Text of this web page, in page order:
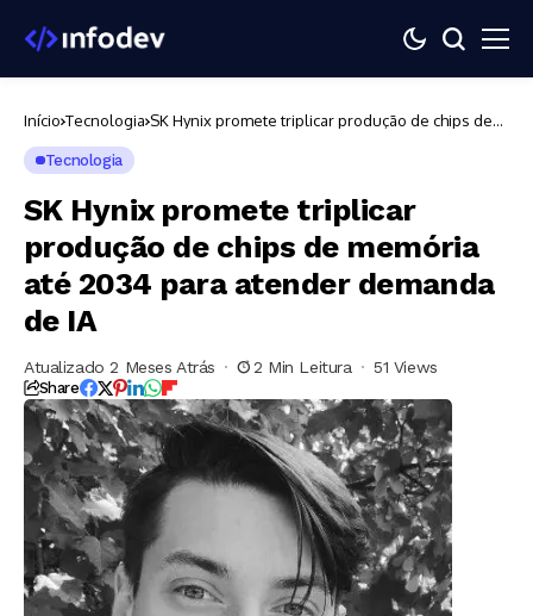
Início Tecnologia SK Hynix promete triplicar produção de chips de
Tecnologia
SK Hynix promete triplicar
produção de chips de memória
até 2034 para atender demanda
de IA
Atualizado 2 Meses Atrás 2 Min Leitura 51 Views
Share